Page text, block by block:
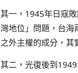
其一，1945年日寇
灣地位」問題，台海
之外主權的成分，其
其二，光復後到